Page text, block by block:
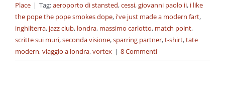
Place | Tag:aeroporto di stansted,cessi,giovanni paolo ii, i like
the pope the pope smokes dope, i've just made a modern fart,
inghilterra, jazz club, londra, massimo carlotto, match point,
scritte sui muri,seconda visione,sparring partner,t-shirt,tate
modern,viaggio a londra,vortex | 8 Commenti